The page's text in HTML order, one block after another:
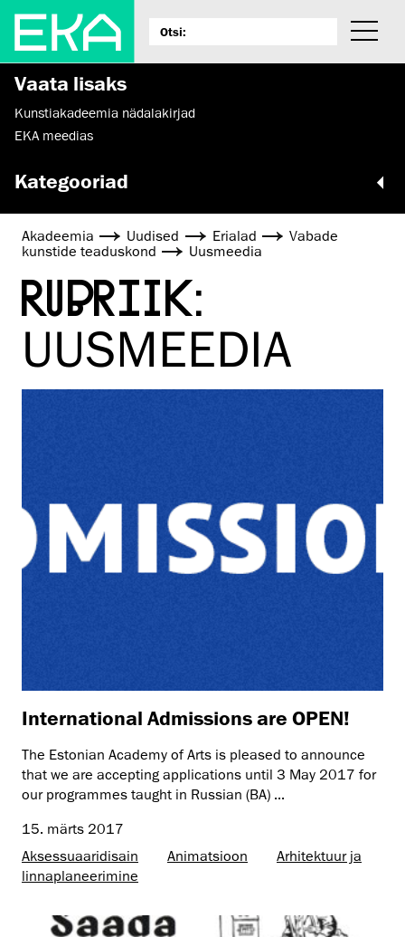
Vaata lisaks
Kunstiakadeemia nädalakirjad
EKA meedias
Kategooriad
Akadeemia Uudised Erialad
Vabade
kunstide teaduskond
Uusmeedia
RUBRIIK:
UUSMEEDIA
International Admissions are OPEN!
The Estonian Academy of Arts is pleased to announce
that we are accepting applications until 3 May 2017 for
our programmes taught in Russian (BA) ...
15. märts 2017
Aksessuaaridisain
Animatsioon
Arhitektuur ja
linnaplaneerimine